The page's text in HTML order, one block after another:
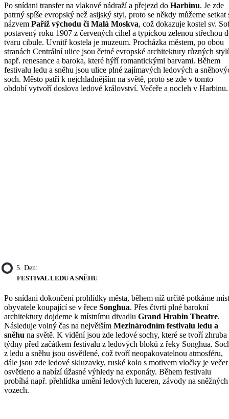
Po snídani transfer na vlakové nádraží a přejezd do Harbinu. Je zde
patrný spíše evropský než asijský styl, proto se někdy můžeme setkat
názvem Paříž východu či Malá Moskva, což dokazuje kostel sv.
postavený roku 1907 z červených cihel a typickou zelenou střechou
tvaru cibule. Uvnitř kostela je muzeum. Procházka městem, po obou
stranách Centrální ulice jsou četné evropské architektury různých
např. renesance a baroka, které hýří romantickými barvami. Během
festivalu ledu a sněhu jsou ulice plné zajímavých ledových a
soch. Město patří k nejchladnějším na světě, proto se zde v tomto
období vytvoří doslova ledové království. Večeře a nocleh v Harbinu.
5. Den:
FESTIVAL LEDU A SNĚHU
Po snídani dokončení prohlídky města, během níž určitě potkáme
obyvatele koupající se v řece Songhua. Přes čtvrti plné barokní
architektury dojdeme k místnímu divadlu Grand Hrabin Theatre.
Následuje volný čas na největším Mezinárodním festivalu ledu a
sněhu na světě. K vidění jsou zde ledové sochy, které se tvoří zhruba
týdny před začátkem festivalu z ledových bloků z řeky Songhua.
z ledu a sněhu jsou osvětlené, což tvoří neopakovatelnou atmosféru,
dále jsou zde ledové skluzavky, ruské kolo s motivem vločky je večer
osvětleno a nabízí úžasné výhledy na exponáty. Během festivalu
probíhá např. přehlídka umění ledových luceren, závody na sněžných
vozech.